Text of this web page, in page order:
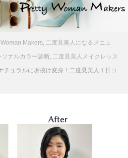
Woman Makers, 二度見美人になるメニュ
ソナルカラー診断, 二度見美人メイクレッス
チュラルに垢抜け変身！二度見美人１日コ